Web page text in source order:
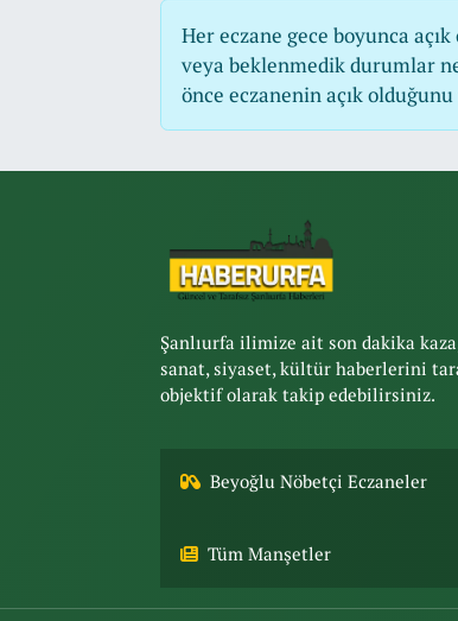
Her eczane gece boyunca
veya beklenmedik durumlar
önce eczanenin açık
Şanlıurfa ilimize ait son dakika
sanat, siyaset, kültür haberlerini
objektif olarak takip edebilirsiniz.
Beyoğlu Nöbetçi Eczaneler
Tüm Manşetler